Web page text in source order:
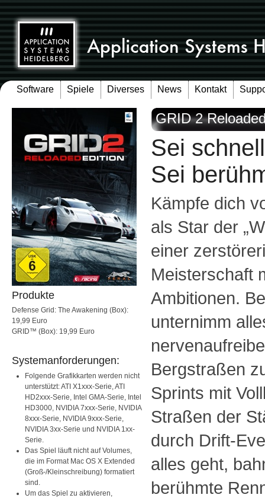
Software Spiele Diverses News Kontakt
Produkte
Defense Grid: The Awakening (Box):
19,99 Euro
GRID™ (Box): 19,99 Euro
Systemanforderungen:
Folgende Grafikkarten werden nicht
unterstützt: ATI X1xxx-Serie, ATI
HD2xxx-Serie, Intel GMA-Serie, Intel
HD3000, NVIDIA 7xxx-Serie, NVIDIA
8xxx-Serie, NVIDIA 9xxx-Serie,
NVIDIA 3xx-Serie und NVIDIA 1xx-
Serie.
Das Spiel läuft nicht auf Volumes,
die im Format Mac OS X Extended
(Groß-/Kleinschreibung) formatiert
sind.
Um das Spiel zu aktivieren,
GRID 2
Sei
Sei
Kämpfe dich
als Star der
einer
Meisterschaft
Ambitionen.
unternimm
Bergstraßen
Sprints mit
Straßen der
durch Drift-
alles geht,
berühmte